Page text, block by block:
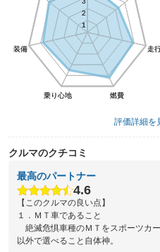
走
燃費
乗り心地
装備
1
2
走
燃費
乗り心地
装備
1
2
評価詳細を
クルマのクチコミ
最高のパートナー
4.6
【このクルマの良い点】
１．ＭＴ車であること
絶滅危惧車種のＭＴをスポーツカー
以外で選べること自体神。